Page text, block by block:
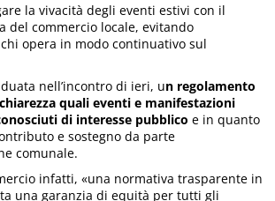
la vivacità degli eventi estivi con il
del commercio locale, evitando
opera in modo continuativo sul
nell’incontro di ieri, un regolamento
quali eventi e manifestazioni
di interesse pubblico e in quanto
e sostegno da parte
comunale.
infatti, «una normativa trasparente in
una garanzia di equità per tutti gli